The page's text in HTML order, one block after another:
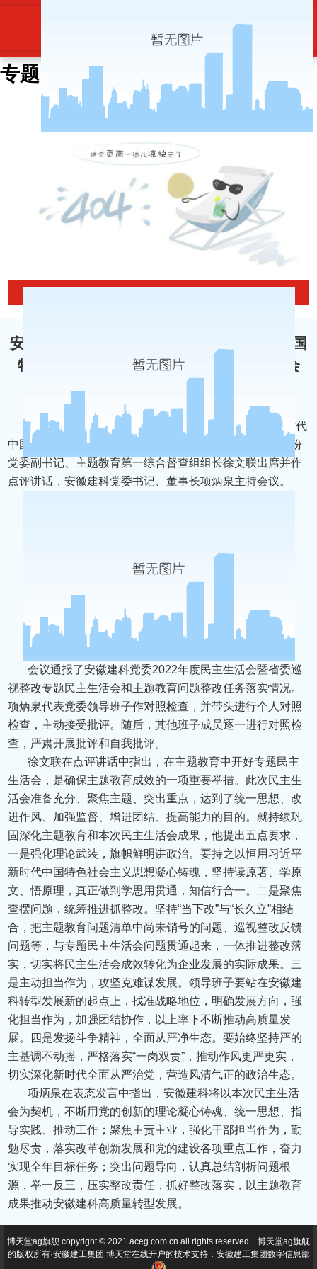
时代中国特色社会主义思想主题教育
专题民主生活会-博天堂ag旗舰
安徽建科党委召开学习贯彻习近平新时代中国
特色社会主义思想主题教育专题民主生活会
8月31日下午，安徽建科党委召开学习贯彻习近平新时代
中国特色社会主义思想主题教育专题民主生活会。建工股份
党委副书记、主题教育第一综合督查组组长徐文联出席并作
点评讲话，安徽建科党委书记、董事长项炳泉主持会议。
会议通报了安徽建科党委2022年度民主生活会暨省委巡
视整改专题民主生活会和主题教育问题整改任务落实情况。
项炳泉代表党委领导班子作对照检查，并带头进行个人对照
检查，主动接受批评。随后，其他班子成员逐一进行对照检
查，严肃开展批评和自我批评。
徐文联在点评讲话中指出，在主题教育中开好专题民主
生活会，是确保主题教育成效的一项重要举措。此次民主生
活会准备充分、聚焦主题、突出重点，达到了统一思想、改
进作风、加强监督、增进团结、提高能力的目的。就持续巩
固深化主题教育和本次民主生活会成果，他提出五点要求，
一是强化理论武装，旗帜鲜明讲政治。要持之以恒用习近平
新时代中国特色社会主义思想凝心铸魂，坚持读原著、学原
文、悟原理，真正做到学思用贯通，知信行合一。二是聚焦
查摆问题，统筹推进抓整改。坚持“当下改”与“长久立”相结
合，把主题教育问题清单中尚未销号的问题、巡视整改反馈
问题等，与专题民主生活会问题贯通起来，一体推进整改落
实，切实将民主生活会成效转化为企业发展的实际成果。三
是主动担当作为，攻坚克难谋发展。领导班子要站在安徽建
科转型发展新的起点上，找准战略地位，明确发展方向，强
化担当作为，加强团结协作，以上率下不断推动高质量发
展。四是发扬斗争精神，全面从严净生态。要始终坚持严的
主基调不动摇，严格落实“一岗双责”，推动作风更严更实，
切实深化新时代全面从严治党，营造风清气正的政治生态。
项炳泉在表态发言中指出，安徽建科将以本次民主生活
会为契机，不断用党的创新的理论凝心铸魂、统一思想、指
导实践、推动工作；聚焦主责主业，强化干部担当作为，勤
勉尽责，落实改革创新发展和党的建设各项重点工作，奋力
实现全年目标任务；突出问题导向，认真总结剖析问题根
源，举一反三，压实整改责任，抓好整改落实，以主题教育
成果推动安徽建科高质量转型发展。
博天堂ag旗舰 copyright © 2021 aceg.com.cn all rights reserved 博天堂ag旗舰
的版权所有·安徽建工集团 博天堂在线开户的技术支持：安徽建工集团数字信息部